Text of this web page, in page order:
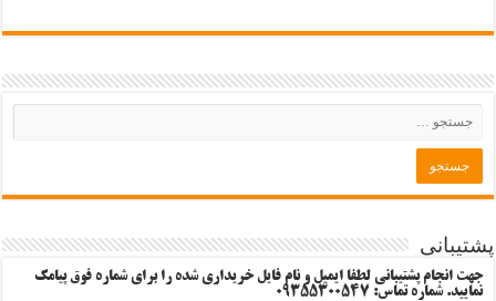
پشتیبانی
جهت انجام پشتیبانی لطفا ایمیل و نام فایل خریداری شده را برای شماره فوق پیامک
نمایید. شماره تماس: 09355300547